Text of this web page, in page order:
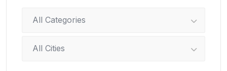
All Categories
All Cities